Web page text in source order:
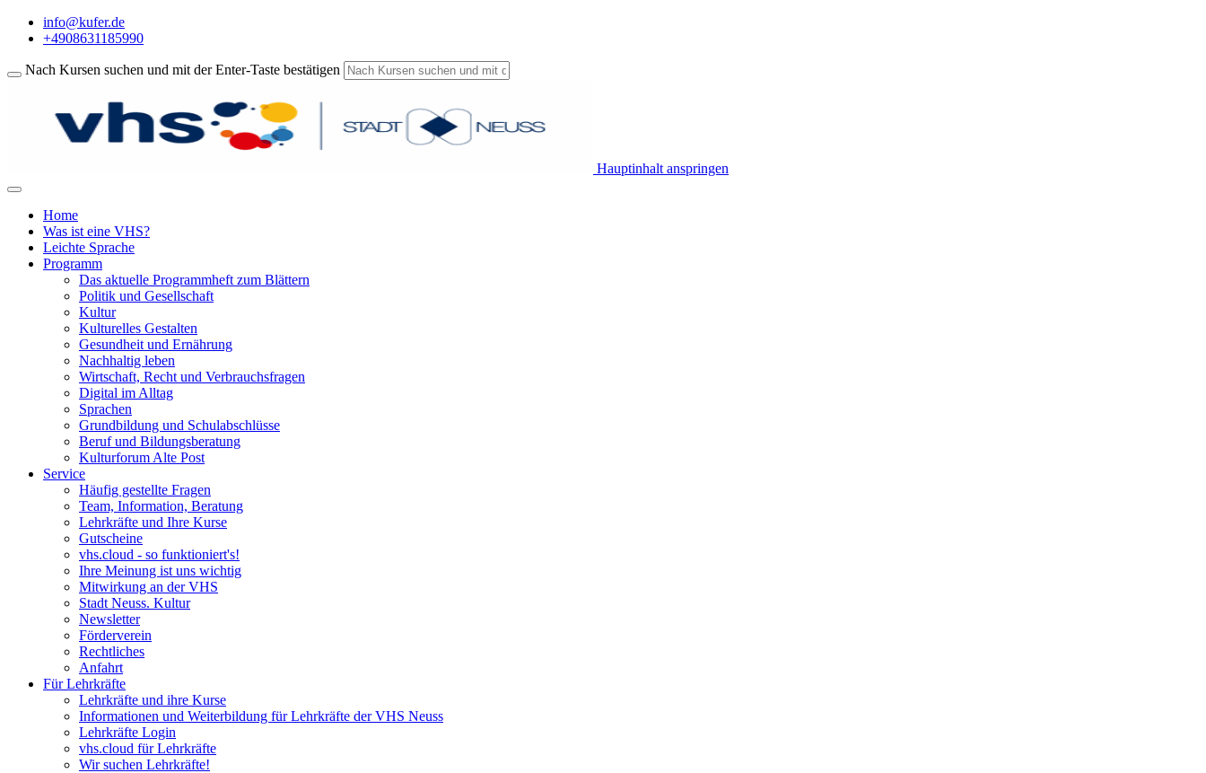
info@kufer.de
+4908631185990
Nach Kursen suchen und mit der Enter-Taste bestätigen
Hauptinhalt anspringen
Home
Was ist eine VHS?
Leichte Sprache
Programm
Das aktuelle Programmheft zum Blättern
Politik und Gesellschaft
Kultur
Kulturelles Gestalten
Gesundheit und Ernährung
Nachhaltig leben
Wirtschaft, Recht und Verbrauchsfragen
Digital im Alltag
Sprachen
Grundbildung und Schulabschlüsse
Beruf und Bildungsberatung
Kulturforum Alte Post
Service
Häufig gestellte Fragen
Team, Information, Beratung
Lehrkräfte und Ihre Kurse
Gutscheine
vhs.cloud - so funktioniert's!
Ihre Meinung ist uns wichtig
Mitwirkung an der VHS
Stadt Neuss. Kultur
Newsletter
Förderverein
Rechtliches
Anfahrt
Für Lehrkräfte
Lehrkräfte und ihre Kurse
Informationen und Weiterbildung für Lehrkräfte der VHS Neuss
Lehrkräfte Login
vhs.cloud für Lehrkräfte
Wir suchen Lehrkräfte!